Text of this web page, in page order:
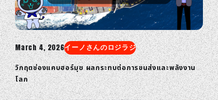
March 4, 2026イーノさんのロジラジ
วิกฤตช่องแคบฮอร์มุซ ผลกระทบต่อการขนส่งและพลังงาน
โลก